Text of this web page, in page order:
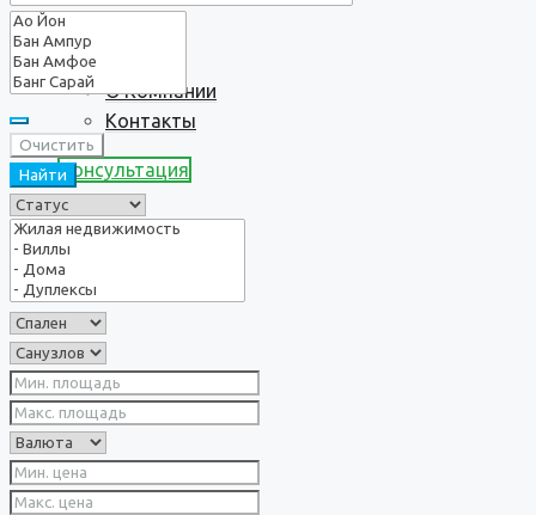
О нас
О Компании
Контакты
Консультация
Очистить
Найти